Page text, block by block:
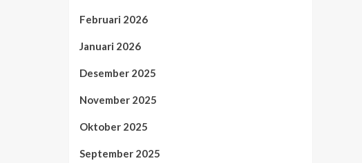
Februari 2026
Januari 2026
Desember 2025
November 2025
Oktober 2025
September 2025